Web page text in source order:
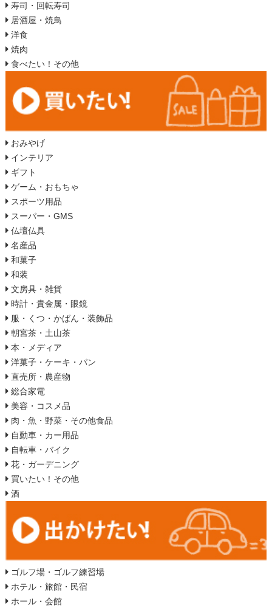
寿司・回転寿司
居酒屋・焼鳥
洋食
焼肉
食べたい！その他
おみやげ
インテリア
ギフト
ゲーム・おもちゃ
スポーツ用品
スーパー・GMS
仏壇仏具
名産品
和菓子
和装
文房具・雑貨
時計・貴金属・眼鏡
服・くつ・かばん・装飾品
朝宮茶・土山茶
本・メディア
洋菓子・ケーキ・パン
直売所・農産物
総合家電
美容・コスメ品
肉・魚・野菜・その他食品
自動車・カー用品
自転車・バイク
花・ガーデニング
買いたい！その他
酒
ゴルフ場・ゴルフ練習場
ホテル・旅館・民宿
ホール・会館